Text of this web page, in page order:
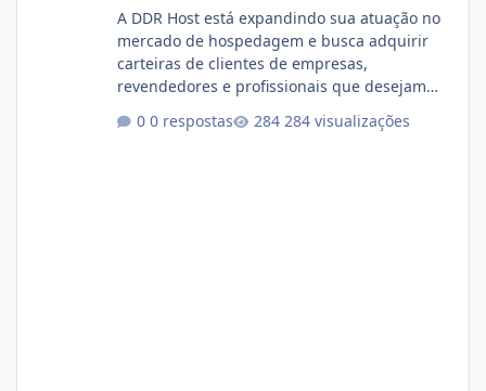
A DDR Host está expandindo sua atuação no
mercado de hospedagem e busca adquirir
carteiras de clientes de empresas,
revendedores e profissionais que desejam
operação. Se você possui clientes ativos de
0 respostas 284 visualizações